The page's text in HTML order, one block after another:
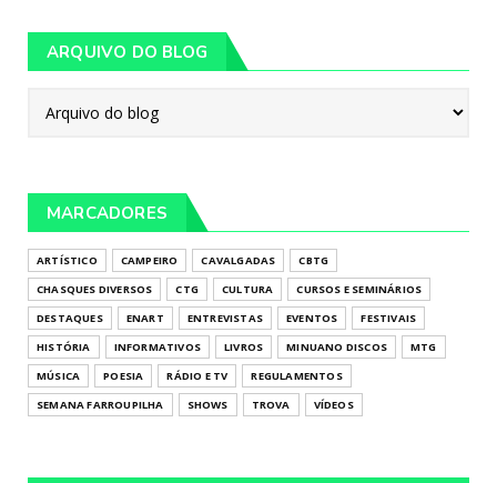
ARQUIVO DO BLOG
MARCADORES
ARTÍSTICO CAMPEIRO CAVALGADAS
CBTG
CHASQUES DIVERSOS
CTG CULTURA
CURSOS E SEMINÁRIOS
DESTAQUES
ENART ENTREVISTAS EVENTOS
FESTIVAIS
HISTÓRIA
INFORMATIVOS LIVROS MINUANO DISCOS
MTG
MÚSICA
POESIA RÁDIO E TV
REGULAMENTOS
SEMANA FARROUPILHA
SHOWS TROVA VÍDEOS